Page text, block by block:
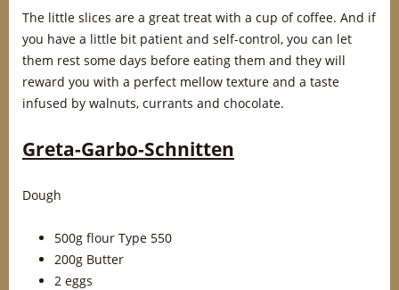
The little slices are a great treat with a cup of coffee. And if
you have a little bit patient and self-control, you can let
them rest some days before eating them and they will
reward you with a perfect mellow texture and a taste
infused by walnuts, currants and chocolate.
Greta-Garbo-Schnitten
Dough
500g flour Type 550
200g Butter
2 eggs